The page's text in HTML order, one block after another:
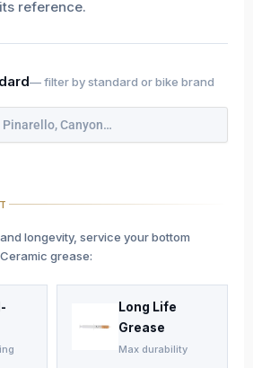
reference.
— filter by standard or bike brand
longevity, service your bottom
grease:
Long Life
Grease
Max durability